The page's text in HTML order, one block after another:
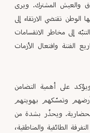
والعيش المشترك. ويرى
الوطن تقتضي الارتقاء إلى
إلى مخاطر الانقسامات
الفتنة وافتعال الأزمات
على أهمية التضامن
وتمسّكهم بهويتهم
الحضارية. ويحذّر بشدة من
الطائفية والمناطقية،